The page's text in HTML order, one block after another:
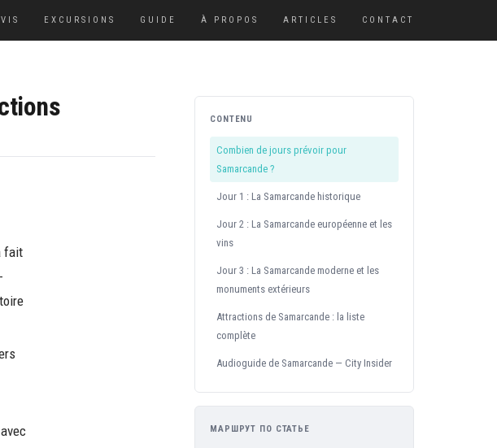
EXCURSIONS GUIDE À PROPOS ARTICLES CONTACT
fait
CONTENU
Combien de jours prévoir pour
Samarcande ?
Jour 1 : La Samarcande historique
Jour 2 : La Samarcande européenne et les
vins
Jour 3 : La Samarcande moderne et les
monuments extérieurs
Attractions de Samarcande : la liste
complète
Audioguide de Samarcande — City Insider
МАРШРУТ ПО СТАТЬЕ